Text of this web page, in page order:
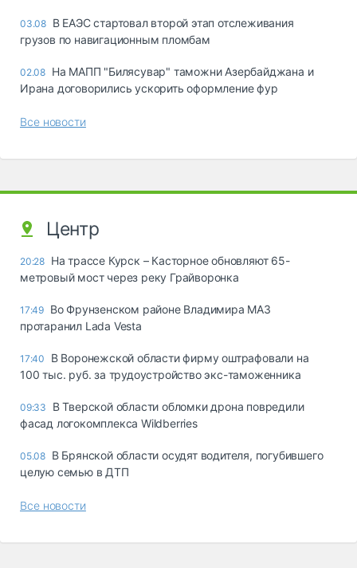
03.08 В ЕАЭС стартовал второй этап отслеживания
грузов по навигационным пломбам
02.08 На МАПП "Билясувар" таможни Азербайджана и
Ирана договорились ускорить оформление фур
Все новости
Центр
20:28 На трассе Курск – Касторное обновляют 65-
метровый мост через реку Грайворонка
17:49 Во Фрунзенском районе Владимира МАЗ
протаранил Lada Vesta
17:40
В Воронежской области фирму оштрафовали на
100 тыс. руб. за трудоустройство экс-таможенника
09:33
В Тверской области обломки дрона повредили
фасад логокомплекса Wildberries
05.08 В Брянской области осудят водителя, погубившего
целую семью в ДТП
Все новости